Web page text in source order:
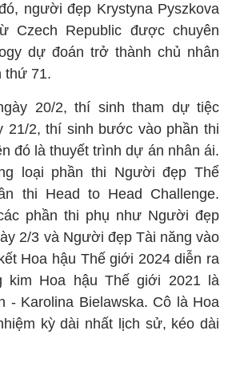
người đẹp Krystyna Pyszkova
Czech Republic được chuyên
dự đoán trở thành chủ nhân
thứ 71.
20/2, thí sinh tham dự tiệc
21/2, thí sinh bước vào phần thi
đó là thuyết trình dự án nhân ái.
loại phần thi Người đẹp Thể
thi Head to Head Challenge.
phần thi phụ như Người đẹp
2/3 và Người đẹp Tài năng vào
Hoa hậu Thế giới 2024 diễn ra
kim Hoa hậu Thế giới 2021 là
- Karolina Bielawska. Cô là Hoa
kỳ dài nhất lịch sử, kéo dài